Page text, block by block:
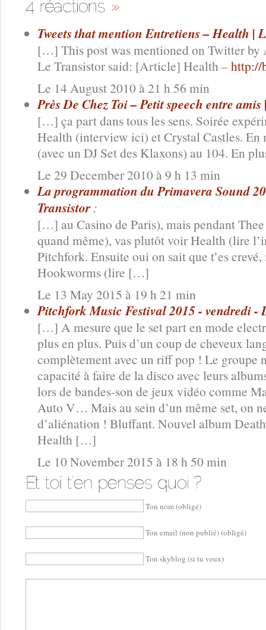
Tweets that mention Entretiens – Health |
[…] This post was mentioned on Twitter by
Le Transistor said: [Article] Health –http://
Le 14 August 2010 à 21 h 56 min
Près De Chez Toi – Petit speech entre
[…] ça part dans tous les sens. Soirée
Health (interview ici) et Crystal Castles. En
(avec un DJ Set des Klaxons) au 104. En
Le 29 December 2010 à 9 h 13 min
La programmation du Primavera Sound
Transistor :
[…] au Casino de Paris), mais pendant
quand même), vas plutôt voir Health (lire
Pitchfork. Ensuite oui on sait que t’es
Hookworms (lire […]
Le 13 May 2015 à 19 h 21 min
Pitchfork Music Festival 2015 - vendredi -
[…] A mesure que le set part en mode
plus en plus. Puis d’un coup de cheveux
complètement avec un riff pop ! Le groupe
capacité à faire de la disco avec leurs
lors de bandes-son de jeux vidéo comme
Auto V… Mais au sein d’un même set, on
d’aliénation ! Bluffant. Nouvel album
Health […]
Le 10 November 2015 à 18 h 50 min
Ton nom (obligé)
Ton email (non publié) (obligé)
Ton skyblog (si tu veux)